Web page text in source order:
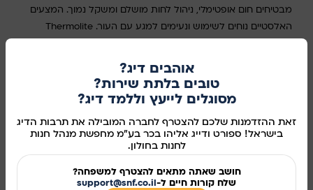
אוהבים דיג?
טובים בלתת שירות?
מסוגלים לייעץ וללמד דיג?
זאת ההזדמנות שלכם להצטרף לחברה המובילה את תרבות הדיג
בישראל! ספורט ודייג אליהו בכר בע"מ מחפשת מנהל חנות
לחנות בחולון.
חושב שאתה מתאים להצטרף למשפחה?
שלח קורות חיים ל-support@snf.co.il
מבטיחים חום אופטימלי, ניהול לחות מושלם ומשקל נמוך. המצעים
האלסטיים נוחים לשימוש ונעימים למגע עם העור. Thermolite
EcoMade מתייבש ב-20% מהר יותר מבדים מבודדים אחרים
וב-50% מהר יותר מכותנה. הוא מרחיק לחות מהעור אל פני השטח
EcoMade עשוי מ-100% חומרים ממוחזרים. תוספת חום: עד
7.0°C*. ללא פתח צדדי לשמירה אופטימלית על החום והביצועים.
כיס להכנסת כרית